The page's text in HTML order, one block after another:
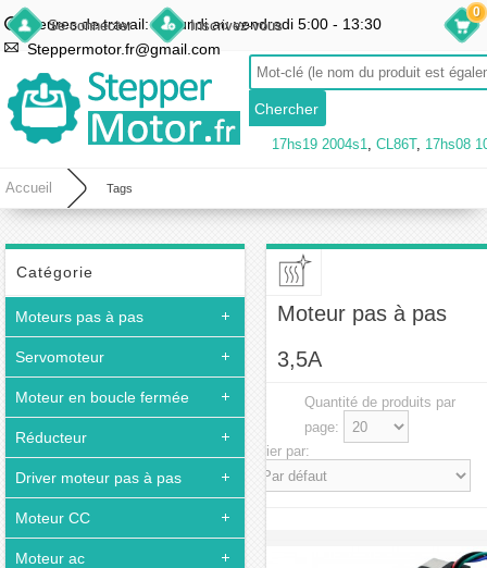
Se connecter Inscrivez-vous
Heures de travail: du lundi au vendredi 5:00 - 13:30
Steppermotor.fr@gmail.com
0
17hs19 2004s1, CL86T, 17hs08
Accueil Tags
Catégorie
Moteurs pas à pas
Servomoteur
Moteur en boucle fermée
Réducteur
Driver moteur pas à pas
Moteur CC
Moteur ac
Moteur pas à pas
3,5A
Quantité de produits par
page:
Trier par: